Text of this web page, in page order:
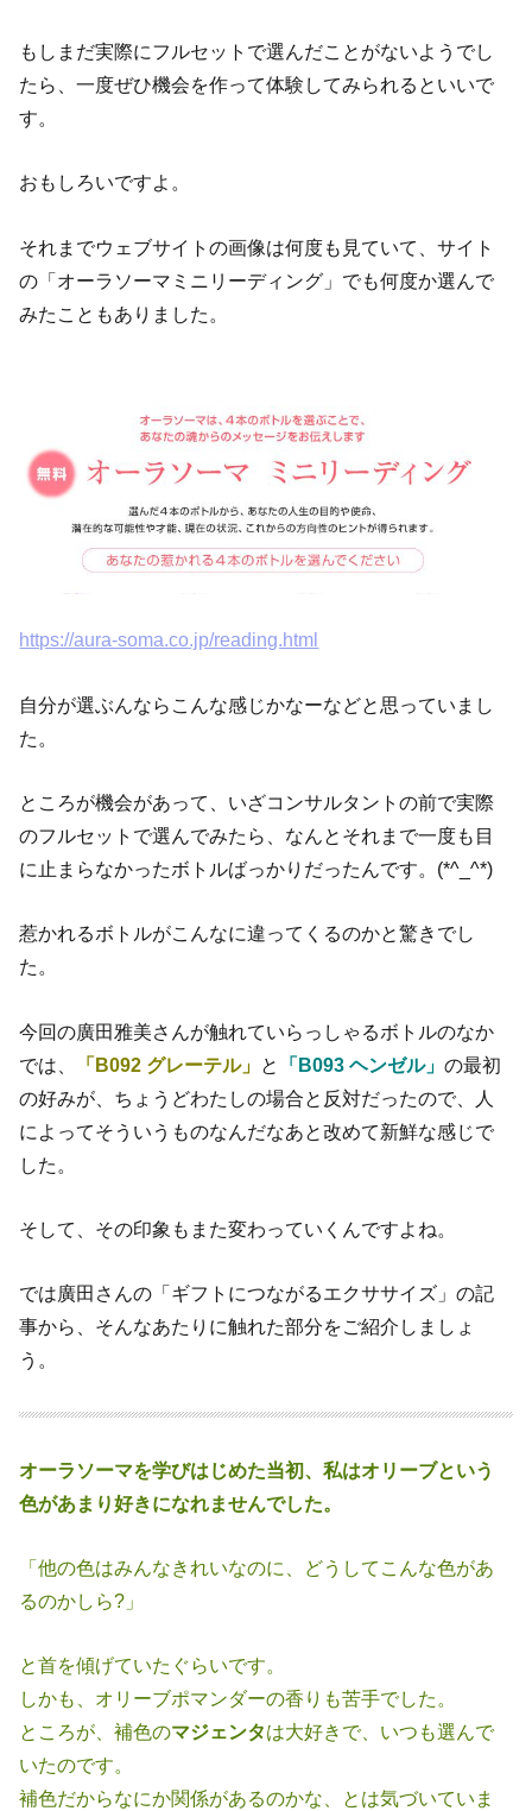
もしまだ実際にフルセットで選んだことがないようでし
たら、一度ぜひ機会を作って体験してみられるといいで
す。
おもしろいですよ。
それまでウェブサイトの画像は何度も見ていて、サイト
の「オーラソーマミニリーディング」でも何度か選んで
みたこともありました。
https://aura-soma.co.jp/reading.html
自分が選ぶんならこんな感じかなーなどと思っていまし
た。
ところが機会があって、いざコンサルタントの前で実際
のフルセットで選んでみたら、なんとそれまで一度も目
に止まらなかったボトルばっかりだったんです。(*^_^*)
惹かれるボトルがこんなに違ってくるのかと驚きでし
た。
今回の廣田雅美さんが触れていらっしゃるボトルのなか
では、
「B092 グレーテル」 と 「B093 ヘンゼル」の最初
の好みが、ちょうどわたしの場合と反対だったので、人
によってそういうものなんだなあと改めて新鮮な感じで
した。
そして、その印象もまた変わっていくんですよね。
では廣田さんの「ギフトにつながるエクササイズ」の記
事から、そんなあたりに触れた部分をご紹介しましょ
う。
オーラソーマを学びはじめた当初、私はオリーブという
色があまり好きになれませんでした。
「他の色はみんなきれいなのに、どうしてこんな色があ
るのかしら?」
と首を傾げていたぐらいです。
しかも、オリーブポマンダーの香りも苦手でした。
ところが、補色のマジェンタは大好きで、いつも選んで
いたのです。
補色だからなにか関係があるのかな、とは気づいていま